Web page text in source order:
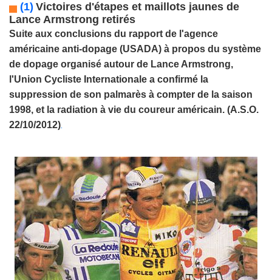
(1) Victoires d'étapes et maillots jaunes de
Lance Armstrong retirés
Suite aux conclusions du rapport de l'agence
américaine anti-dopage (USADA) à propos du système
de dopage organisé autour de Lance Armstrong,
l'Union Cycliste Internationale a confirmé la
suppression de son palmarès à compter de la saison
1998, et la radiation à vie du coureur américain. (A.S.O.
22/10/2012)